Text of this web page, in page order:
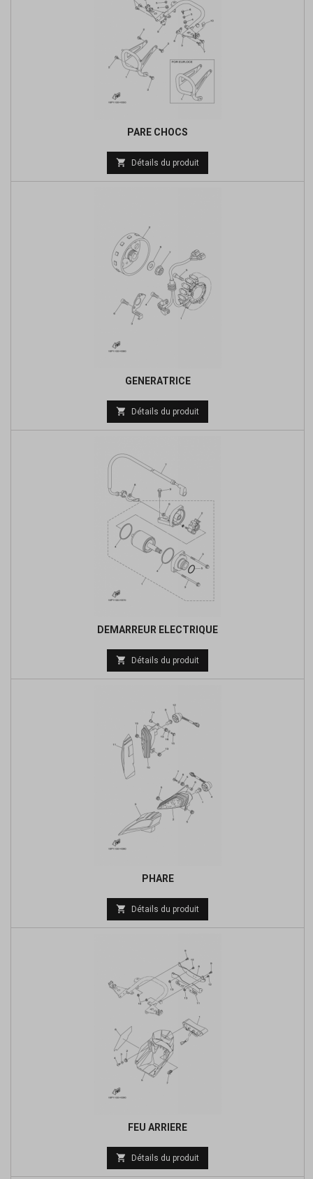
PARE CHOCS
Prix
de
 Détails du produit
GENERATRICE
Prix
de
 Détails du produit
DEMARREUR ELECTRIQUE
Prix
de
 Détails du produit
PHARE
Prix
de
 Détails du produit
FEU ARRIERE
Prix
de
 Détails du produit